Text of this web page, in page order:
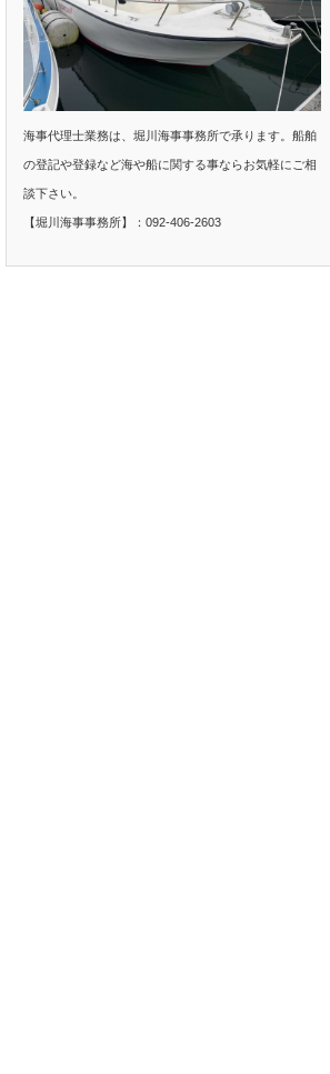
海事代理士業務は、堀川海事事務所で承ります。船舶
の登記や登録など海や船に関する事ならお気軽にご相
談下さい。
【堀川海事事務所】：092-406-2603